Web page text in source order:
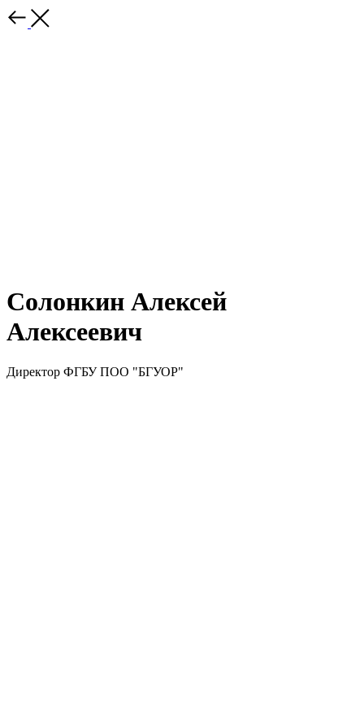
Солонкин Алексей
Алексеевич
Директор ФГБУ ПОО "БГУОР"